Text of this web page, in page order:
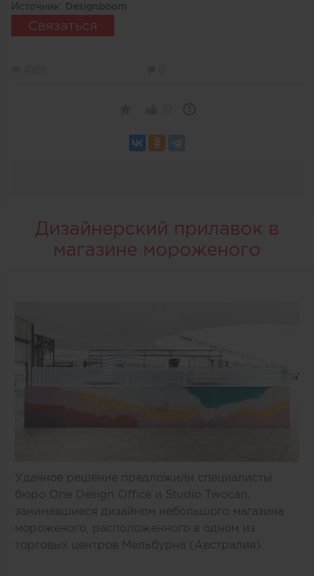
Источник: Designboom
Связаться
Дизайнерский прилавок в
магазине мороженого
Удачное решение предложили специалисты
бюро One Design Office и Studio Twocan,
занимавшиеся дизайном небольшого магазина
мороженого, расположенного в одном из
торговых центров Мельбурна (Австралия).